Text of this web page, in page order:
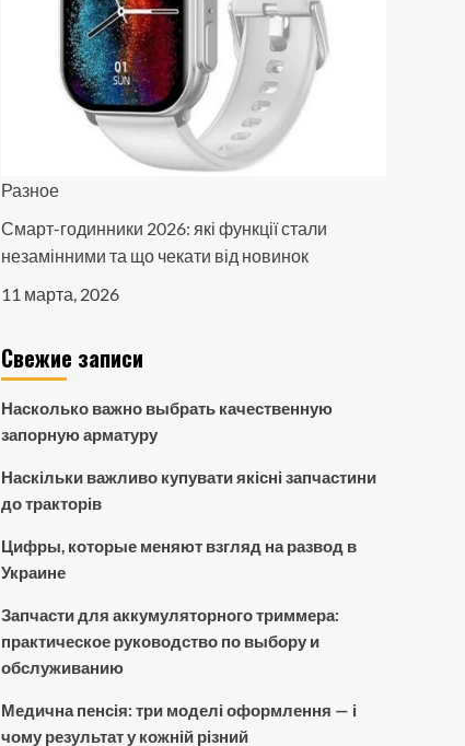
Разное
Смарт-годинники 2026: які функції стали
незамінними та що чекати від новинок
11 марта, 2026
Свежие записи
Насколько важно выбрать качественную
запорную арматуру
Наскільки важливо купувати якісні запчастини
до тракторів
Цифры, которые меняют взгляд на развод в
Украине
Запчасти для аккумуляторного триммера:
практическое руководство по выбору и
обслуживанию
Медична пенсія: три моделі оформлення — і
чому результат у кожній різний